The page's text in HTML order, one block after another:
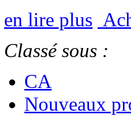
en lire plus
Classé sous :
CA
Nouveaux